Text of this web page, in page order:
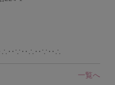
一覧へ